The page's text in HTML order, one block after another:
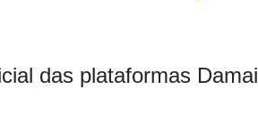
das plataformas Damai